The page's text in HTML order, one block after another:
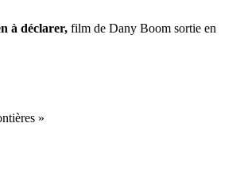
à déclarer, film de Dany Boom sortie en
»